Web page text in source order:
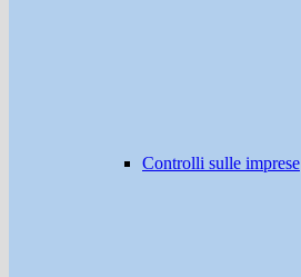
Controlli sulle imprese